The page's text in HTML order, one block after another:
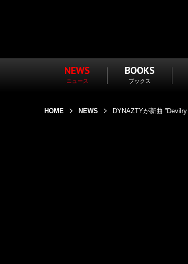
NEWS
ニュース
BOOKS
ブックス
HOME NEWS DYNAZTYが新曲